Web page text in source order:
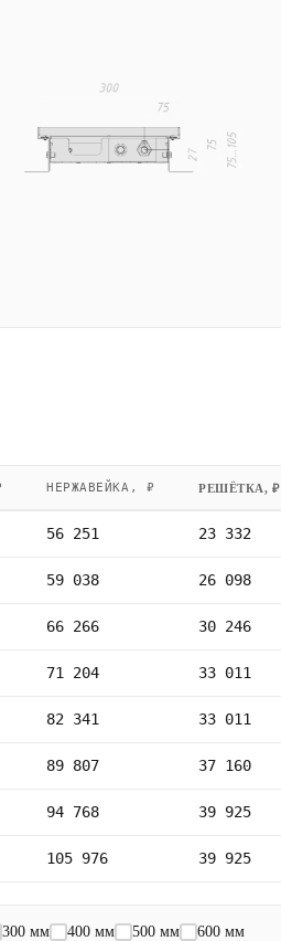
НЕРЖАВЕЙКА, ₽ РЕШЁТКА, ₽
56 251 23 332
59 038 26 098
66 266 30 246
71 204 33 011
82 341 33 011
89 807 37 160
94 768 39 925
105 976 39 925
300 мм 400 мм 500 мм 600 мм